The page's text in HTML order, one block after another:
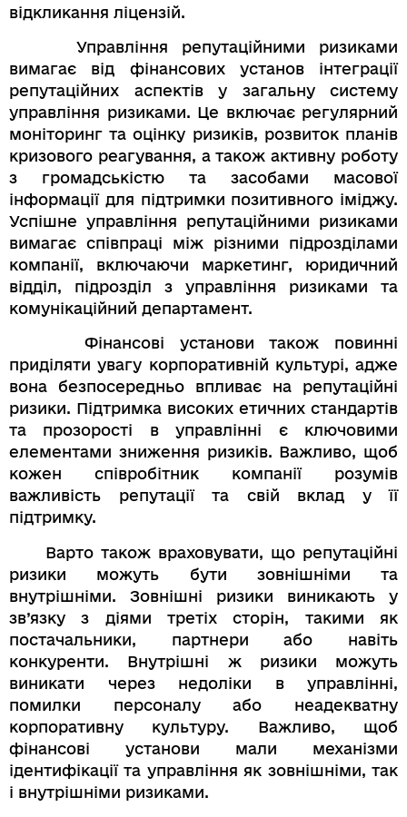
відкликання ліцензій.
Управління репутаційними ризиками
вимагає від фінансових установ інтеграції
репутаційних аспектів у загальну систему
управління ризиками. Це включає регулярний
моніторинг та оцінку ризиків, розвиток планів
кризового реагування, а також активну роботу
з громадськістю та засобами масової
інформації для підтримки позитивного іміджу.
Успішне управління репутаційними ризиками
вимагає співпраці між різними підрозділами
компанії, включаючи маркетинг, юридичний
відділ, підрозділ з управління ризиками та
комунікаційний департамент.
Фінансові установи також повинні
приділяти увагу корпоративній культурі, адже
вона безпосередньо впливає на репутаційні
ризики. Підтримка високих етичних стандартів
та прозорості в управлінні є ключовими
елементами зниження ризиків. Важливо, щоб
кожен співробітник компанії розумів
важливість репутації та свій вклад у її
підтримку.
Варто також враховувати, що репутаційні
ризики можуть бути зовнішніми та
внутрішніми. Зовнішні ризики виникають у
зв’язку з діями третіх сторін, такими як
постачальники, партнери або навіть
конкуренти. Внутрішні ж ризики можуть
виникати через недоліки в управлінні,
помилки персоналу або неадекватну
корпоративну культуру. Важливо, щоб
фінансові установи мали механізми
ідентифікації та управління як зовнішніми, так
і внутрішніми ризиками.